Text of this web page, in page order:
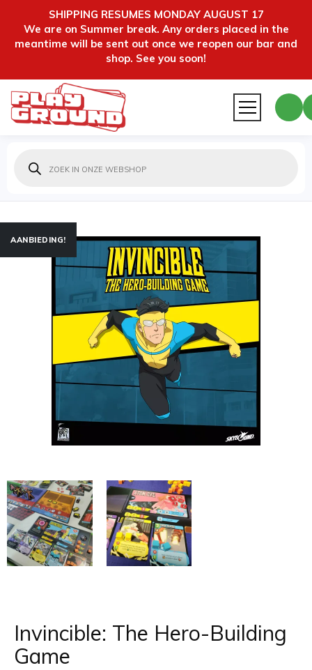
SHIPPING RESUMES MONDAY AUGUST 17
We are on Summer break. Any orders placed in the
meantime will be sent out once we reopen our bar and
shop. See you soon!
zoeken
AANBIEDING!
Invincible: The Hero-Building
Game